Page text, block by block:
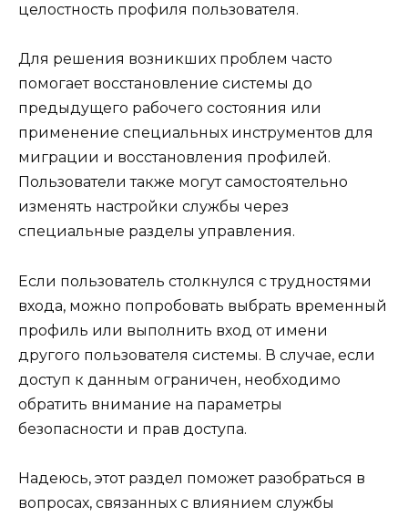
целостность профиля пользователя.
Для решения возникших проблем часто
помогает восстановление системы до
предыдущего рабочего состояния или
применение специальных инструментов для
миграции и восстановления профилей.
Пользователи также могут самостоятельно
изменять настройки службы через
специальные разделы управления.
Если пользователь столкнулся с трудностями
входа, можно попробовать выбрать временный
профиль или выполнить вход от имени
другого пользователя системы. В случае, если
доступ к данным ограничен, необходимо
обратить внимание на параметры
безопасности и прав доступа.
Надеюсь, этот раздел поможет разобраться в
вопросах, связанных с влиянием службы